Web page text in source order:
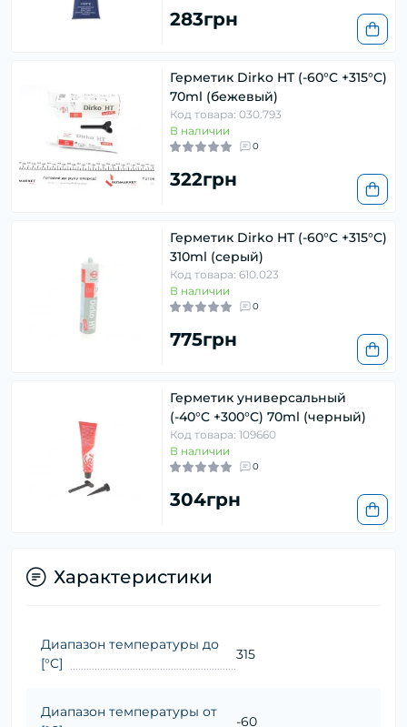
283грн
Герметик Dirko HT (-60°C +315°C)
70ml (бежевый)
Код товара: 030.793
В наличии
0
322грн
Герметик Dirko HT (-60°C +315°C)
310ml (серый)
Код товара: 610.023
В наличии
0
775грн
Герметик универсальный
(-40°C +300°C) 70ml (черный)
Код товара: 109660
В наличии
0
304грн
Характеристики
Диапазон температуры до
[°C]
315
Диапазон температуры от
-60